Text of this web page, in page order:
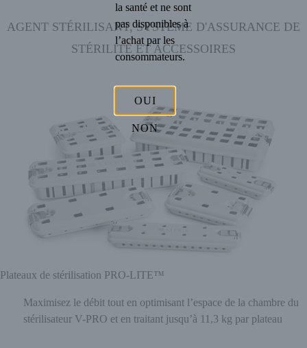
la santé et ne sont
pas disponibles à
l’achat par les
consommateurs.
OUI
NON
AGENT STÉRILISANT, SYSTÈME D'ASSURANCE DE
STÉRILITÉ ET ACCESSOIRES
Plateaux de stérilisation PRO-LITE™
Maximisez le débit tout en optimisant l’espace de la chambre du
stérilisateur V-PRO et en traitant jusqu’à 11,3 kg par plateau